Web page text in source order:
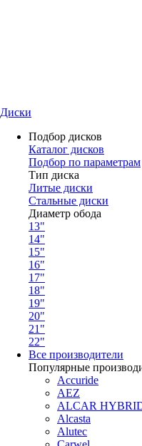
Диски
Подбор дисков
Каталог дисков
Подбор по параметрам
Тип диска
Литые диски
Стальные диски
Диаметр обода
13"
14"
15"
16"
17"
18"
19"
20"
21"
22"
Все производители
Популярные
Accuride
AEZ
ALCAR
Alcasta
Alutec